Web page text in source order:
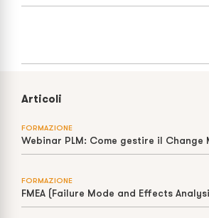
Articoli
FORMAZIONE
FORMAZIONE